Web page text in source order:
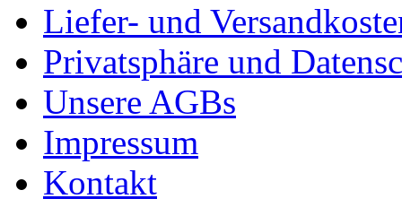
Liefer- und
Privatsphäre und
Unsere AGBs
Impressum
Kontakt